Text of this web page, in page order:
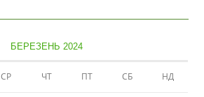
БЕРЕЗЕНЬ 2024
СР ЧТ ПТ СБ НД